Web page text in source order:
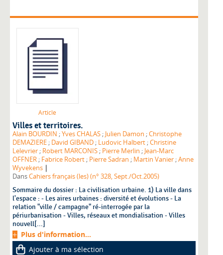
Article
Villes et territoires.
Alain BOURDIN ;Yves CHALAS ; Julien Damon ;Christophe
DEMAZIERE ; David GIBAND ; Ludovic Halbert ;Christine
Lelevrier ; Robert MARCONIS ; Pierre Merlin ; Jean-Marc
OFFNER ; Fabrice Robert ; Pierre Sadran ; Martin Vanier ;Anne
Wyvekens |
DansCahiers français (les) (n° 328, Sept./Oct.2005)
Sommaire du dossier : La civilisation urbaine. 1) La ville dans
l'espace : - Les aires urbaines : diversité et évolutions - La
relation "ville / campagne" ré-interrogée par la
périurbanisation - Villes, réseaux et mondialisation - Villes
nouvell[...]
Plus d'information...
Ajouter à ma sélection